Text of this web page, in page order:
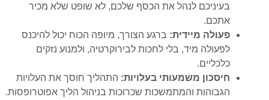
בעיניכם לנהל את הכסף שלכם, לא שופט שלא מכיר
אתכם.
פעולה מיידית: ברגע הצורך, מיופה הכוח יכול להיכנס
לפעולה מיד, בלי לחכות לבירוקרטיה, ולמנוע נזקים
כלכליים.
חיסכון משמעותי בעלויות: התהליך חוסך את העלויות
הגבוהות והמתמשכות שכרוכות בניהול הליך אפוטרופסות.